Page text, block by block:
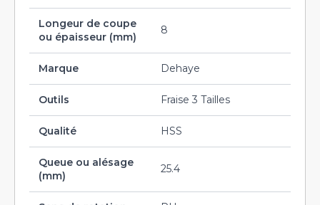
Longeur de coupe
ou épaisseur (mm)
8
Marque Dehaye
Outils Fraise 3 Tailles
Qualité HSS
Queue ou alésage
(mm)
25.4